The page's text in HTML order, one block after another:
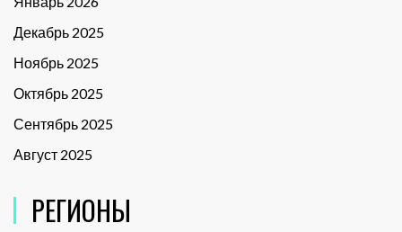
Декабрь 2025
Ноябрь 2025
Октябрь 2025
Сентябрь 2025
Август 2025
РЕГИОНЫ